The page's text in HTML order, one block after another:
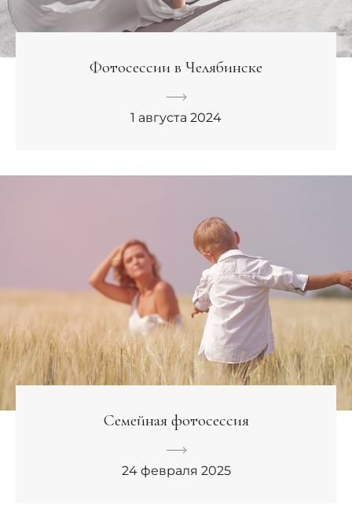
Фотосессии в Челябинске
1 августа 2024
Семейная фотосессия
24 февраля 2025